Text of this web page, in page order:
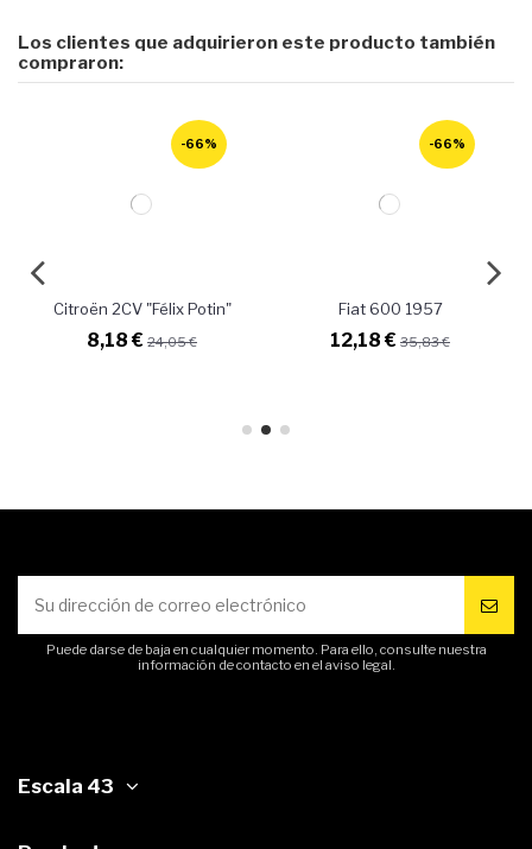
Los clientes que adquirieron este producto también
compraron:
-66%
Citroën 2CV "Félix Potin"
8,18 € 24,05 €
-66%
Fiat 600 1957
12,18 € 35,83 €
Puede darse de baja en cualquier momento. Para ello, consulte nuestra
información de contacto en el aviso legal.
Escala 43